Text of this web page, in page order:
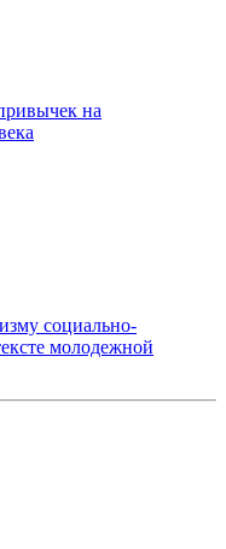
на
социально-
молодежной